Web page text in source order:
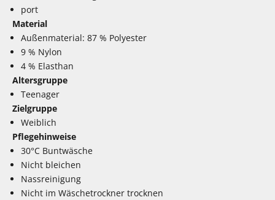
port
Material
Außenmaterial: 87 % Polyester
9 % Nylon
4 % Elasthan
Altersgruppe
Teenager
Zielgruppe
Weiblich
Pflegehinweise
30°C Buntwäsche
Nicht bleichen
Nassreinigung
Nicht im Wäschetrockner trocknen